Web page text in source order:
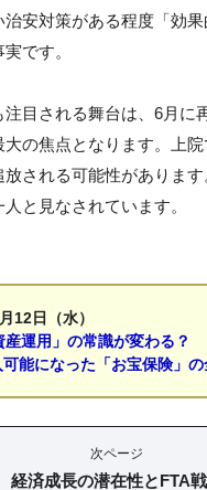
安対策がある程度「効
です。
目される舞台は、6月に
の焦点となります。上
される可能性がありま
と見なされています。
12日（水）
産運用」の常識が変わる？
能になった「お宝保険」の
次ページ
経済成長の潜在性とFTA